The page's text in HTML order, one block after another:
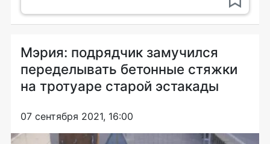
Мэрия: подрядчик замучился
переделывать бетонные стяжки
на тротуаре старой эстакады
07 сентября 2021, 16:00